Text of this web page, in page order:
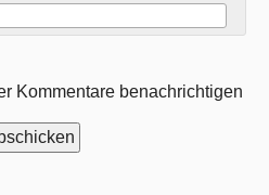
Kommentare benachrichtigen